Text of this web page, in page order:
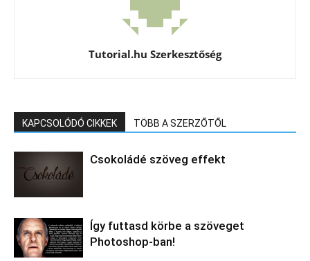
Tutorial.hu Szerkesztőség
KAPCSOLÓDÓ CIKKEK TÖBB A SZERZŐTŐL
Csokoládé szöveg effekt
Így futtasd körbe a szöveget
Photoshop-ban!